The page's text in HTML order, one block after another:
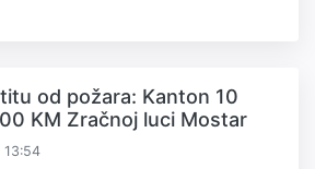
od požara: Kanton 10
KM Zračnoj luci Mostar